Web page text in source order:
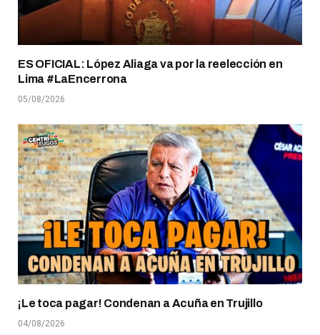
ES OFICIAL: López Aliaga va por la reelección en
Lima #LaEncerrona
05/08/2026
¡Le toca pagar! Condenan a Acuña en Trujillo
04/08/2026